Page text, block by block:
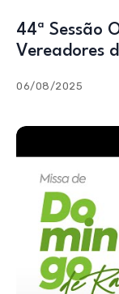
44ª Sessão Ordinária – Câmara de
Vereadores
06/08/2025